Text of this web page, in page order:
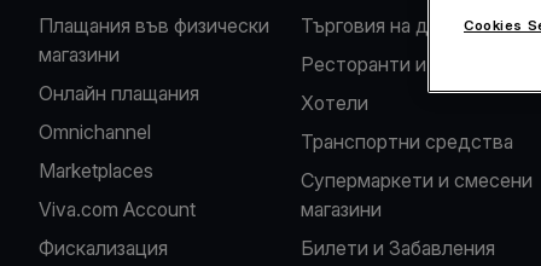
Плащания във физически
магазини
Oнлайн плащания
Omnichannel
Marketplaces
Viva.com Account
Фискализация
Търговия на дребно
Ресторанти и кафенета
Хотели
Транспортни средства
Супермаркети и смесени
магазини
Билети и Забавления
Cookies